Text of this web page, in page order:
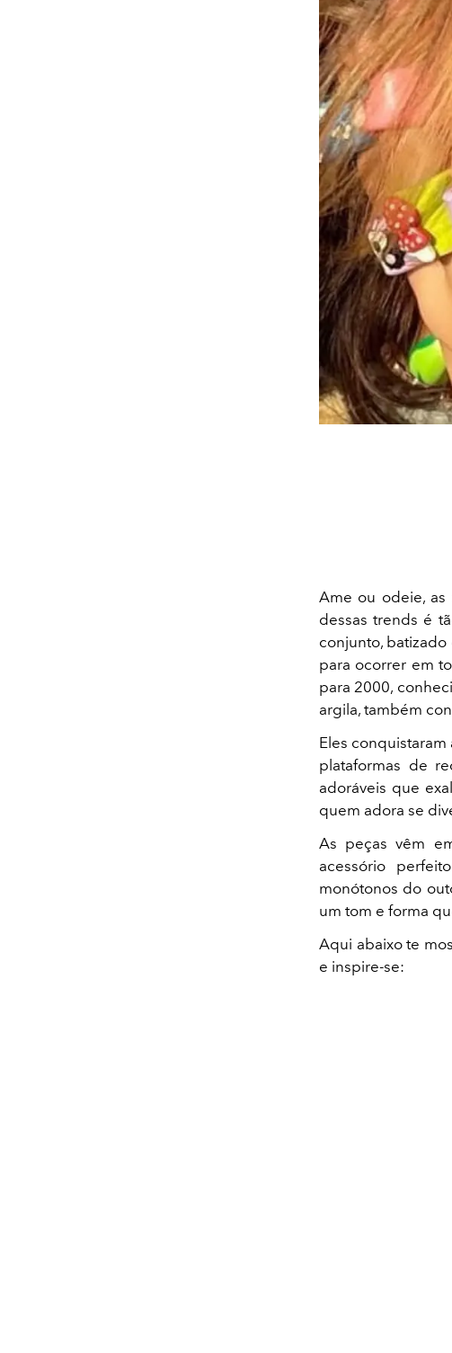
Ame ou odeie,
dessas trends é
conjunto, batizado
para ocorrer em
para 2000,
argila, também
Eles conquistaram
plataformas de
adoráveis ​​que
quem adora se
As peças vêm
acessório
monótonos do
um tom e forma
Aqui abaixo te
e inspire-se: